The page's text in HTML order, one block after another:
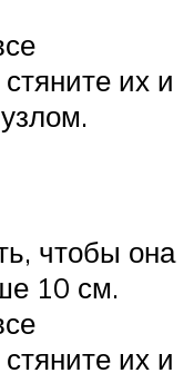
их и
чтобы она
10 см.
их и